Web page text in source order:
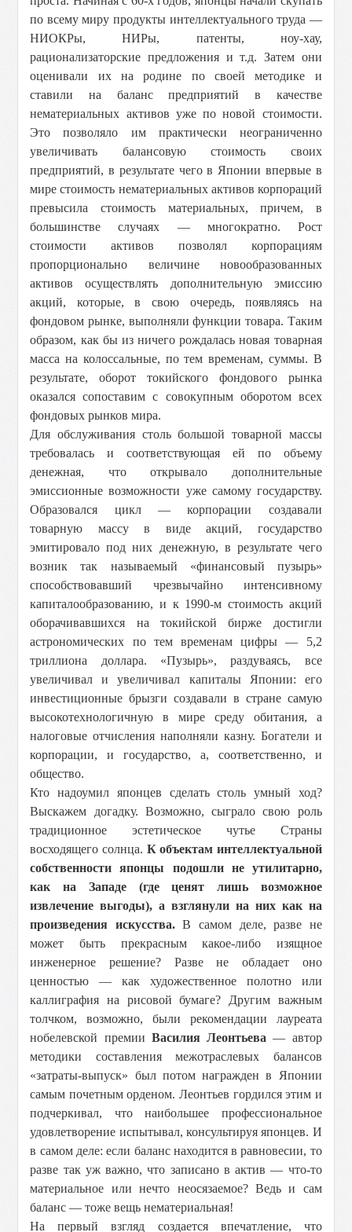
по всему миру продукты интеллектуального труда —
НИОКРы, НИРы, патенты, ноу-хау,
рационализаторские предложения и т.д. Затем они
оценивали их на родине по своей методике и
ставили на баланс предприятий в качестве
нематериальных активов уже по новой стоимости.
Это позволяло им практически неограниченно
увеличивать балансовую стоимость своих
предприятий, в результате чего в Японии впервые в
мире стоимость нематериальных активов корпораций
превысила стоимость материальных, причем, в
большинстве случаях — многократно. Рост
стоимости активов позволял корпорациям
пропорционально величине новообразованных
активов осуществлять дополнительную эмиссию
акций, которые, в свою очередь, появляясь на
фондовом рынке, выполняли функции товара. Таким
образом, как бы из ничего рождалась новая товарная
масса на колоссальные, по тем временам, суммы. В
результате, оборот токийского фондового рынка
оказался сопоставим с совокупным оборотом всех
фондовых рынков мира.
Для обслуживания столь большой товарной массы
требовалась и соответствующая ей по объему
денежная, что открывало дополнительные
эмиссионные возможности уже самому государству.
Образовался цикл — корпорации создавали
товарную массу в виде акций, государство
эмитировало под них денежную, в результате чего
возник так называемый «финансовый пузырь»
способствовавший чрезвычайно интенсивному
капиталообразованию, и к 1990-м стоимость акций
оборачивавшихся на токийской бирже достигли
астрономических по тем временам цифры — 5,2
триллиона доллара. «Пузырь», раздуваясь, все
увеличивал и увеличивал капиталы Японии: его
инвестиционные брызги создавали в стране самую
высокотехнологичную в мире среду обитания, а
налоговые отчисления наполняли казну. Богатели и
корпорации, и государство, а, соответственно, и
общество.
Кто надоумил японцев сделать столь умный ход?
Выскажем догадку. Возможно, сыграло свою роль
традиционное эстетическое чутье Страны
восходящего солнца. К объектам интеллектуальной
собственности японцы подошли не утилитарно,
как на Западе (где ценят лишь возможное
извлечение выгоды), а взглянули на них как на
произведения искусства.В самом деле, разве не
может быть прекрасным какое-либо изящное
инженерное решение? Разве не обладает оно
ценностью — как художественное полотно или
каллиграфия на рисовой бумаге? Другим важным
толчком, возможно, были рекомендации лауреата
нобелевской премии Василия Леонтьева — автор
методики составления межотраслевых балансов
«затраты-выпуск» был потом награжден в Японии
самым почетным орденом. Леонтьев гордился этим и
подчеркивал, что наибольшее профессиональное
удовлетворение испытывал, консультируя японцев. И
в самом деле: если баланс находится в равновесии, то
разве так уж важно, что записано в актив — что-то
материальное или нечто неосязаемое? Ведь и сам
баланс — тоже вещь нематериальная!
На первый взгляд создается впечатление, что